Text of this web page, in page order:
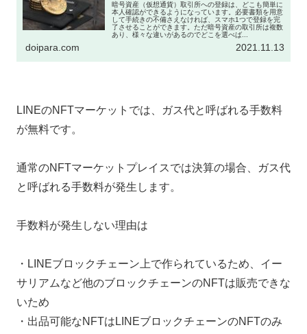
暗号資産（仮想通貨）取引所への登録は、どこも簡単に
本人確認ができるようになっています。必要書類を用意
して手続きの不備さえなければ、スマホ1つで登録を完
了させることができます。ただ暗号資産の取引所は複数
あり、様々な違いがあるのでどこを選べば...
doipara.com 2021.11.13
LINEのNFTマーケットでは、ガス代と呼ばれる手数料
が無料です。
通常のNFTマーケットプレイスでは決算の場合、ガス代
と呼ばれる手数料が発生します。
手数料が発生しない理由は
・LINEブロックチェーン上で作られているため、イー
サリアムなど他のブロックチェーンのNFTは販売できな
いため
・出品可能なNFTはLINEブロックチェーンのNFTのみ